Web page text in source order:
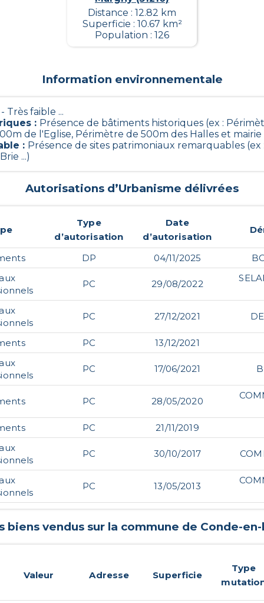
Distance : 12.82 km
Superficie : 10.67 km²
Population : 126
Information environnementale
- Très faible ...
: Présence de bâtiments historiques (ex :
de l'Eglise, Périmètre de 500m des Halles et mairie
: Présence de sites patrimoniaux remarquables (ex
...)
Autorisations d’Urbanisme délivrées
Type
d’autorisation
Date
d’autorisation
DP 04/11/2025
PC 29/08/2022
PC 27/12/2021
PC
13/12/2021
PC 17/06/2021
PC 28/05/2020
PC
21/11/2019
PC 30/10/2017
PC 13/05/2013
biens vendus sur la commune de Conde-
Valeur Adresse Superficie
Type